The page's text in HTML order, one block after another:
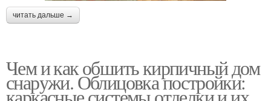
читать дальше →
Чем и как обшить кирпичный дом
снаружи. Облицовка постройки: